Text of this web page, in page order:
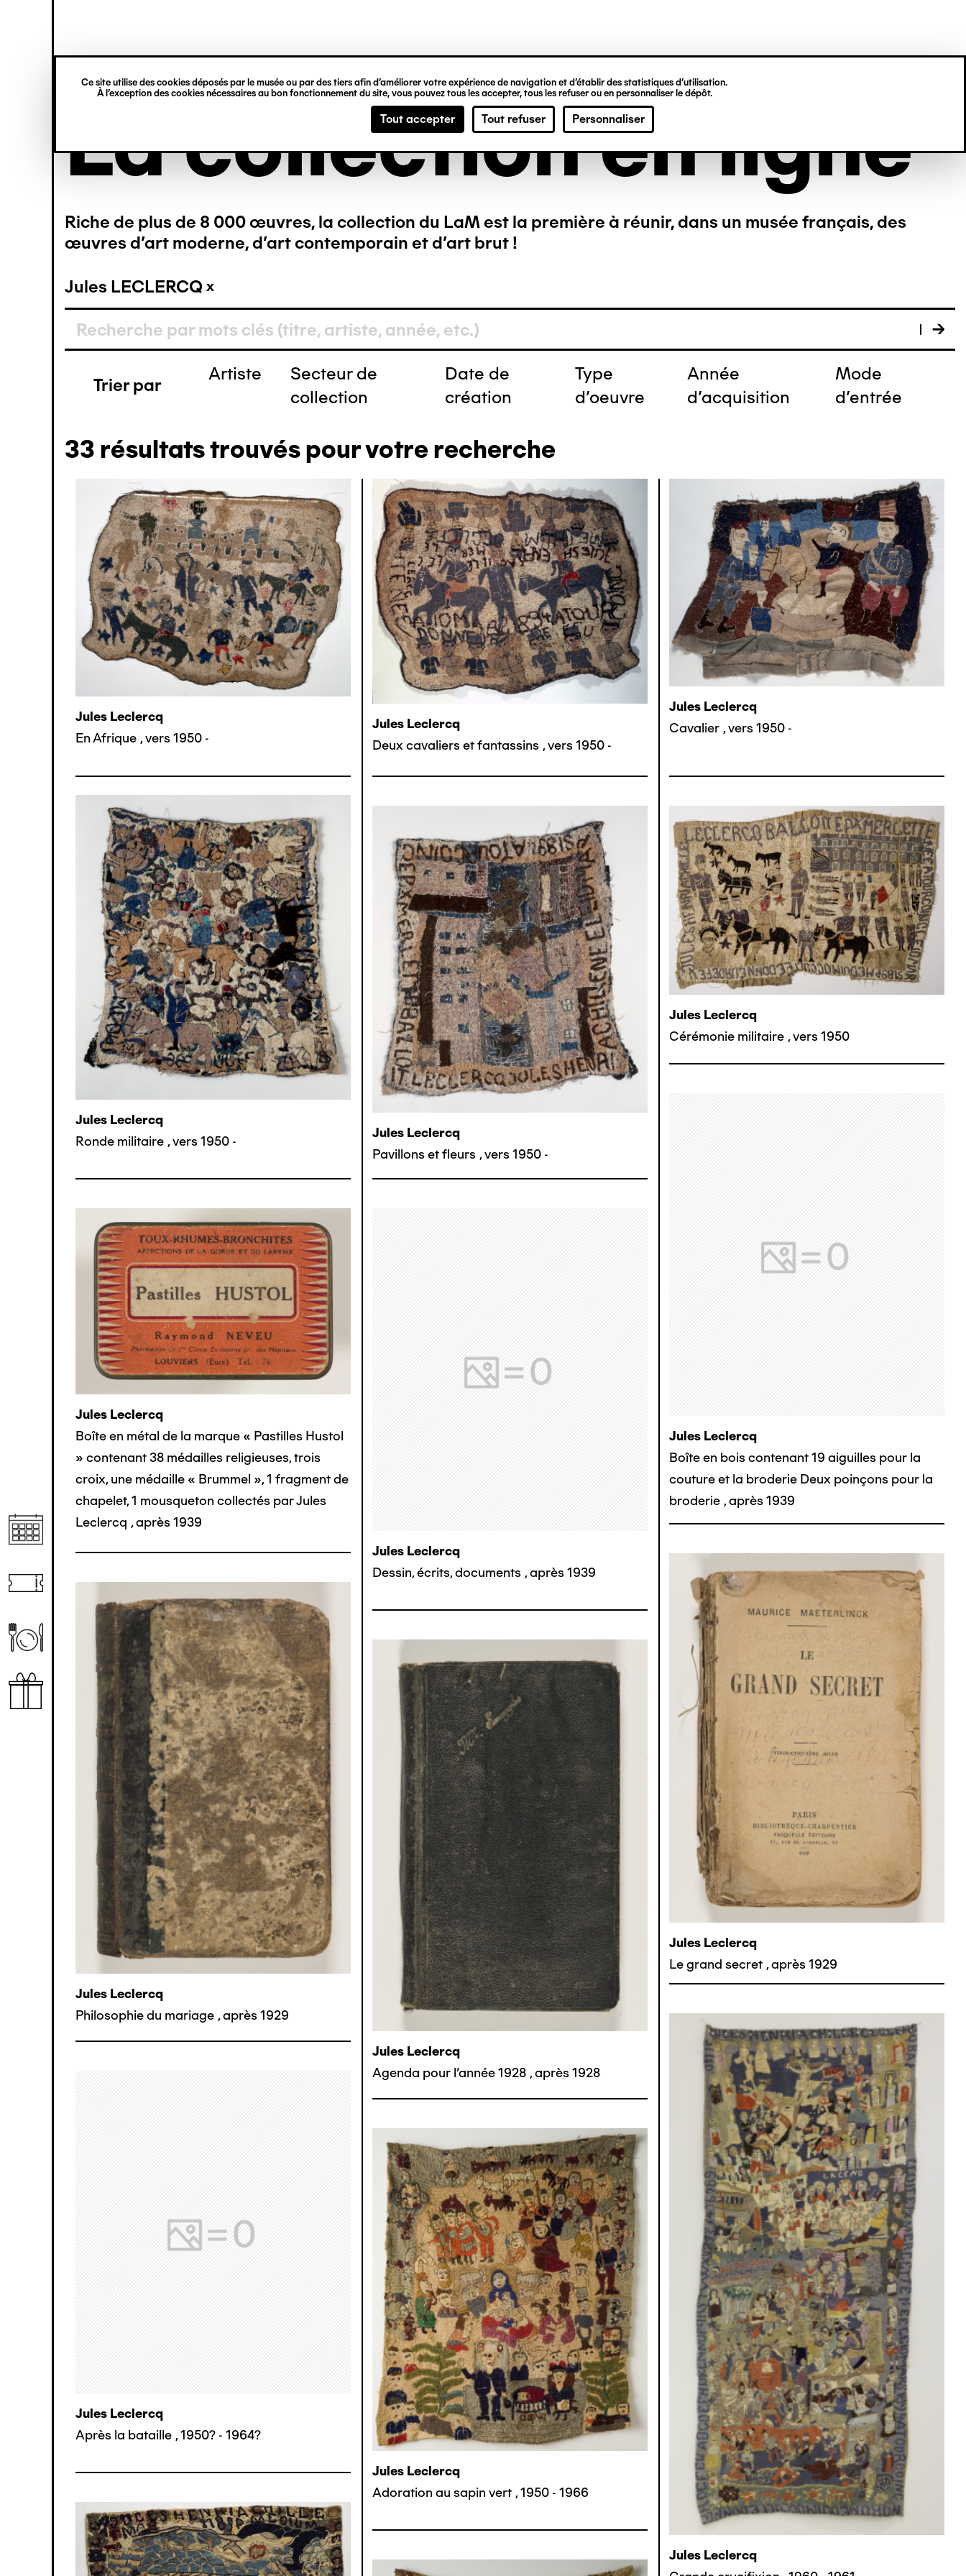
Ce site utilise des cookies déposés par le musée ou par des tiers afin d’améliorer votre expérience de navigation et d’établir des statistiques d’utilisation.
À l’exception des cookies nécessaires au bon fonctionnement du site, vous pouvez tous les accepter, tous les refuser ou en personnaliser le dépôt.
Tout accepter Tout refuser Personnaliser
principal
verticale
La collection en ligne
Riche de plus de 8 000 œuvres, la collection du LaM est la première à réunir, dans un musée français, des
œuvres d’art moderne, d’art contemporain et d’art brut !
Jules LECLERCQ
Trier par
Artiste
Secteur de
collection
Date de
création
Type
d'oeuvre
Année
d'acquisition
Mode
d'entrée
33 résultats trouvés pour votre recherche
Jules Leclercq
En Afrique ,vers 1950 -
Jules Leclercq
Deux cavaliers et fantassins ,vers 1950 -
Jules Leclercq
Cavalier ,vers 1950 -
Jules Leclercq
Ronde militaire ,vers 1950 -
Jules Leclercq
Pavillons et fleurs ,vers 1950 -
Jules Leclercq
Cérémonie militaire ,vers 1950
Jules Leclercq
Boîte en bois contenant 19 aiguilles pour la
couture et la broderie Deux poinçons pour la
broderie ,après 1939
Jules Leclercq
Boîte en métal de la marque « Pastilles Hustol
» contenant 38 médailles religieuses, trois
croix, une médaille « Brummel », 1 fragment de
chapelet, 1 mousqueton collectés par Jules
Leclercq ,après 1939
Jules Leclercq
Dessin, écrits, documents ,après 1939
Jules Leclercq
Le grand secret ,après 1929
Jules Leclercq
Philosophie du mariage ,après 1929
Jules Leclercq
Agenda pour l'année 1928 ,après 1928
Jules Leclercq
Jules Leclercq
Après la bataille ,1950? - 1964?
Jules Leclercq
Adoration au sapin vert ,1950 - 1966